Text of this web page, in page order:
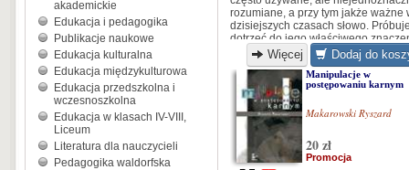
akademickie
Edukacja i pedagogika
Publikacje naukowe
Edukacja kulturalna
Edukacja międzykulturowa
Edukacja przedszkolna i
wczesnoszkolna
Edukacja w klasach IV-VIII,
Liceum
Literatura dla nauczycieli
Pedagogika waldorfska
rozumiane, a przy tym jakże ważne
dzisiejszych czasach słowo.
dotrzeć do jego właściwego
sensu. Niezwykle cenne jest w tej
pozycji spojrzenie z różnych
na omawiane pojęcie: filozoficznej,
prawnej, etycznej, psychologicznej,
socjologicznej i pedagogicznej...
Więcej Dodaj do
Manipulacje w
postępowaniu karnym
Makarowski Ryszard
20 zł
Promocja